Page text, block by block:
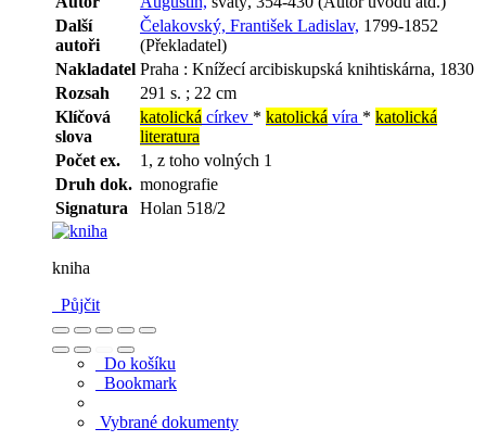
Další
autoři
Čelakovský, František Ladislav, 1799-1852
(Překladatel)
Nakladatel Praha : Knížecí arcibiskupská knihtiskárna, 1830
Rozsah
291 s. ; 22 cm
Klíčová
slova
katolická církev * katolická víra * katolická
literatura
Počet ex.
1, z toho volných 1
Druh dok. monografie
Signatura
Holan 518/2
kniha
Půjčit
Do košíku
Bookmark
Vybrané dokumenty